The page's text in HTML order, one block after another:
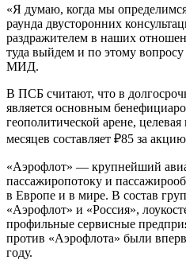
«Я думаю, когда мы
раунда двусторонних
раздражителем в наших
туда выйдем и по этому
МИД.
В ПСБ считают, что в
является основным
геополитической арене,
месяцев составляет ₽85 за
«Аэрофлот» — крупнейший
пассажиропотоку и
в Европе и в мире. В состав
«Аэрофлот» и «Россия»,
профильные сервисные
против «Аэрофлота» были
году.